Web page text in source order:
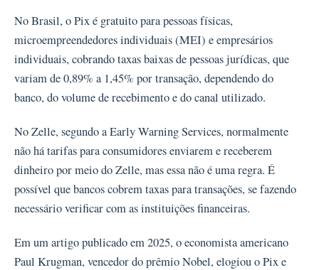
No Brasil, o Pix é gratuito para pessoas físicas,
microempreendedores individuais (MEI) e empresários
individuais, cobrando taxas baixas de pessoas jurídicas, que
variam de 0,89% a 1,45% por transação, dependendo do
banco, do volume de recebimento e do canal utilizado.
No Zelle, segundo a Early Warning Services, normalmente
não há tarifas para consumidores enviarem e receberem
dinheiro por meio do Zelle, mas essa não é uma regra. É
possível que bancos cobrem taxas para transações, se fazendo
necessário verificar com as instituições financeiras.
Em um artigo publicado em 2025, o economista americano
Paul Krugman, vencedor do prêmio Nobel, elogiou o Pix e